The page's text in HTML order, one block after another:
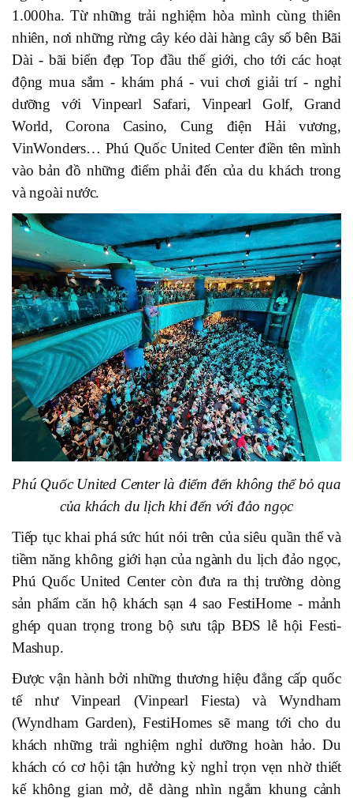
1.000ha. Từ những trải nghiệm hòa mình cùng thiên
nhiên, nơi những rừng cây kéo dài hàng cây số bên Bãi
Dài - bãi biển đẹp Top đầu thế giới, cho tới các hoạt
động mua sắm - khám phá - vui chơi giải trí - nghỉ
dưỡng với Vinpearl Safari, Vinpearl Golf, Grand
World, Corona Casino, Cung điện Hải vương,
VinWonders… Phú Quốc United Center điền tên mình
vào bản đồ những điểm phải đến của du khách trong
và ngoài nước.
Phú Quốc United Center là điểm đến không thể bỏ qua
của khách du lịch khi đến với đảo ngọc
Tiếp tục khai phá sức hút nói trên của siêu quần thể và
tiềm năng không giới hạn của ngành du lịch đảo ngọc,
Phú Quốc United Center còn đưa ra thị trường dòng
sản phẩm căn hộ khách sạn 4 sao FestiHome - mảnh
ghép quan trọng trong bộ sưu tập BĐS lễ hội Festi-
Mashup.
Được vận hành bởi những thương hiệu đẳng cấp quốc
tế như Vinpearl (Vinpearl Fiesta) và Wyndham
(Wyndham Garden), FestiHomes sẽ mang tới cho du
khách những trải nghiệm nghỉ dưỡng hoàn hảo. Du
khách có cơ hội tận hưởng kỳ nghỉ trọn vẹn nhờ thiết
kế không gian mở, dễ dàng nhìn ngắm khung cảnh